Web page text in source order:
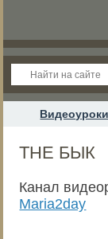
THE БЫК
Канал
Maria2day